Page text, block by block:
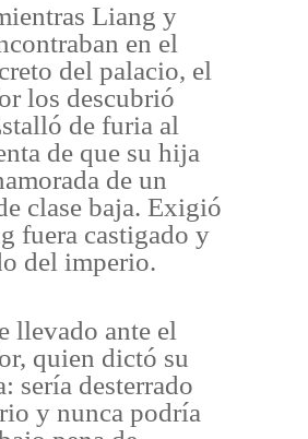
Liang y
en el
del palacio, el
los descubrió
de furia al
de que su hija
de un
clase baja. Exigió
fuera castigado y
del imperio.
llevado ante el
quien dictó su
sería desterrado
y nunca podría